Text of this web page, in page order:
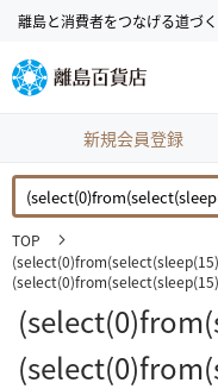
コ
ン
テ
ン
キ
ッ
プ
離島と消費者をつなげる道づ
新規会員登録
TOP